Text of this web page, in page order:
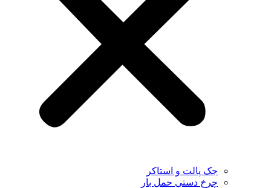
جک پالت و استاکر
چرخ دستی حمل بار